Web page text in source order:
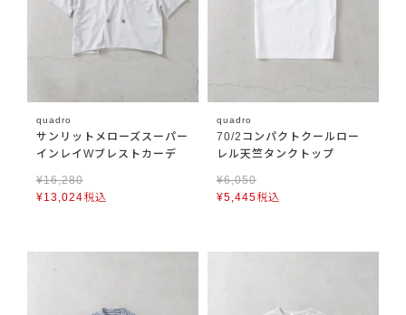
quadro
サンリットメローズスーパー
インレイWブレストカーデ
¥16,280
¥13,024税込
quadro
70/2コンパクトクールロー
レル天竺タンクトップ
¥6,050
¥5,445税込